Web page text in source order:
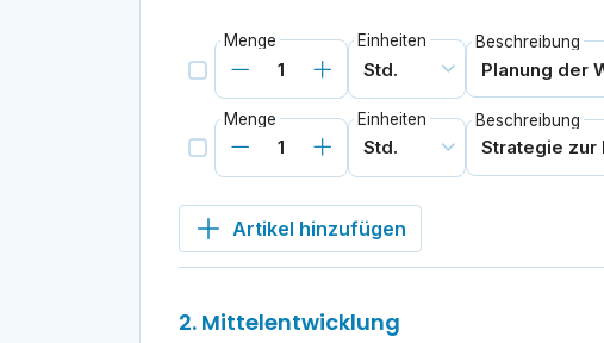
Menge Einheiten Beschreibung
Menge Einheiten Beschreibung
Artikel hinzufügen
2. Mittelentwicklung